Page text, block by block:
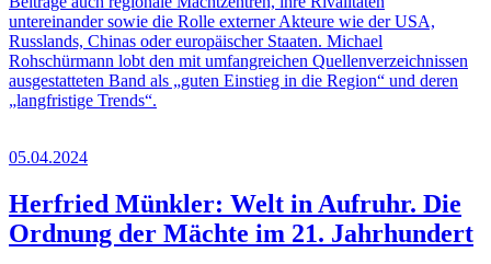
untereinander sowie die Rolle externer Akteure wie der USA,
Russlands, Chinas oder europäischer Staaten. Michael
Rohschürmann lobt den mit umfangreichen Quellenverzeichnissen
ausgestatteten Band als „guten Einstieg in die Region“ und deren
„langfristige Trends“.
05.04.2024
Herfried Münkler: Welt in Aufruhr. Die
Ordnung der Mächte im 21. Jahrhundert